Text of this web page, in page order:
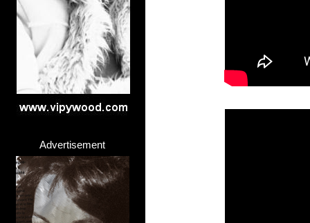
Advertisement